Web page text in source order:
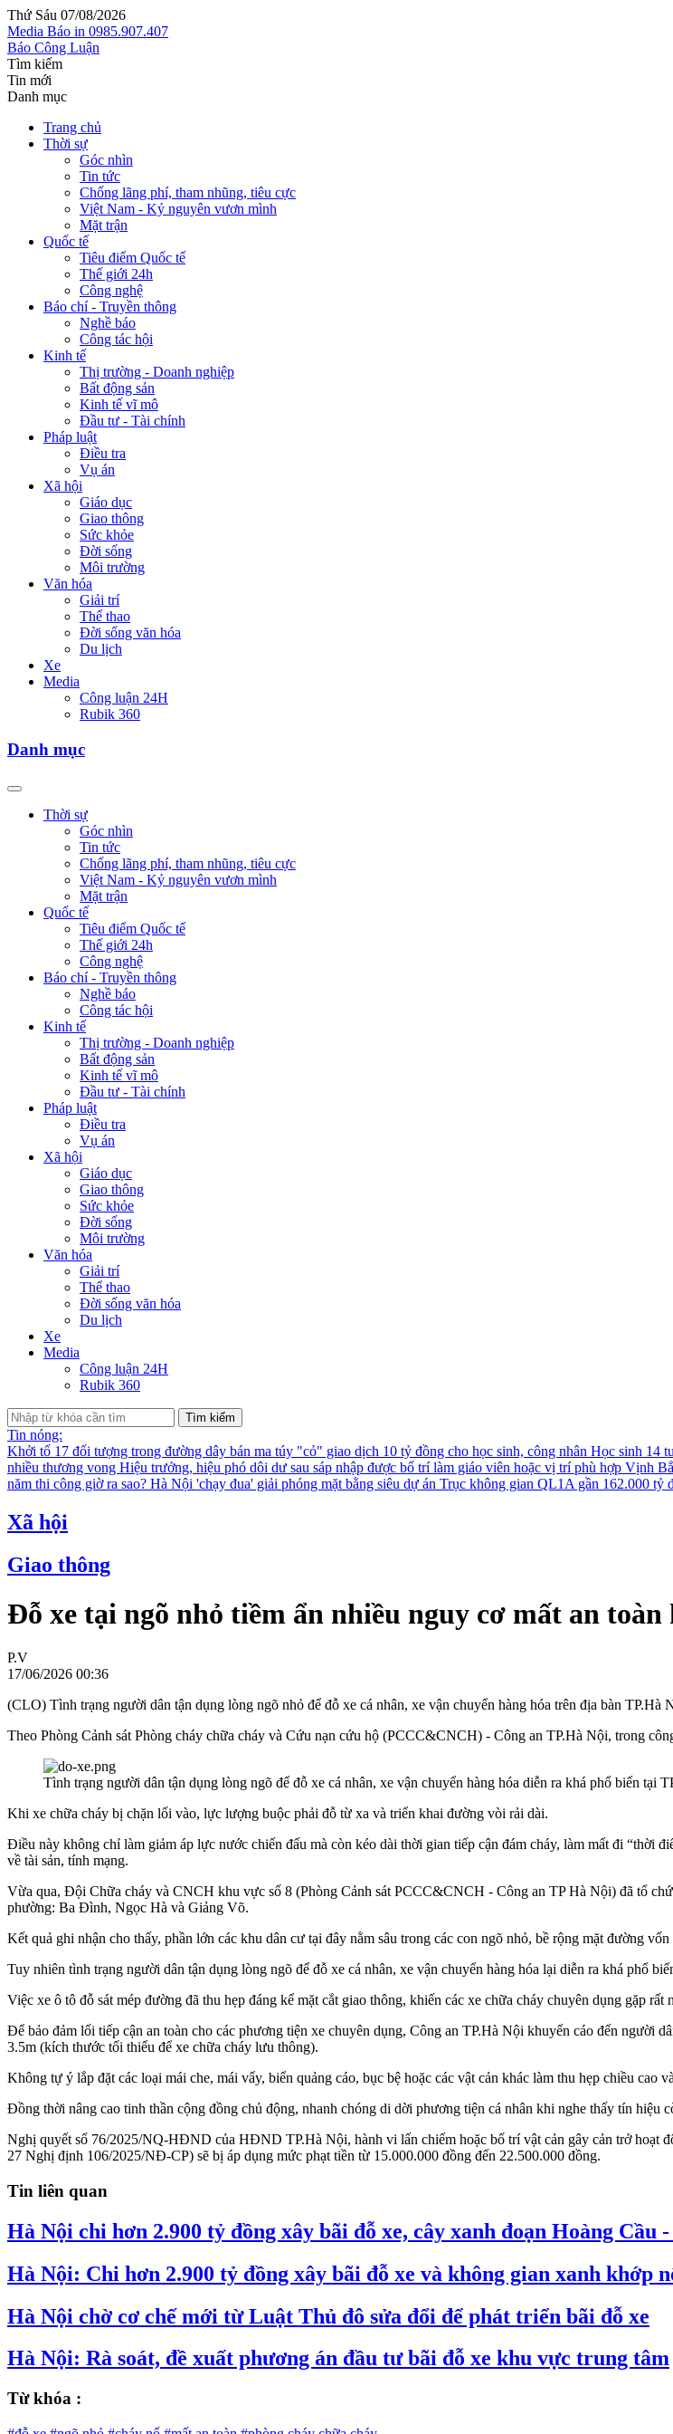
Thứ Sáu 07/08/2026
Media Báo in 0985.907.407
Báo Công Luận
Tìm kiếm
Tin mới
Danh mục
Trang chủ
Thời sự
Góc nhìn
Tin tức
Chống lãng phí, tham nhũng, tiêu cực
Việt Nam - Kỷ nguyên vươn mình
Mặt trận
Quốc tế
Tiêu điểm Quốc tế
Thế giới 24h
Công nghệ
Báo chí - Truyền thông
Nghề báo
Công tác hội
Kinh tế
Thị trường - Doanh nghiệp
Bất động sản
Kinh tế vĩ mô
Đầu tư - Tài chính
Pháp luật
Điều tra
Vụ án
Xã hội
Giáo dục
Giao thông
Sức khỏe
Đời sống
Môi trường
Văn hóa
Giải trí
Thể thao
Đời sống văn hóa
Du lịch
Xe
Media
Công luận 24H
Rubik 360
Danh mục
Thời sự
Góc nhìn
Tin tức
Chống lãng phí, tham nhũng, tiêu cực
Việt Nam - Kỷ nguyên vươn mình
Mặt trận
Quốc tế
Tiêu điểm Quốc tế
Thế giới 24h
Công nghệ
Báo chí - Truyền thông
Nghề báo
Công tác hội
Kinh tế
Thị trường - Doanh nghiệp
Bất động sản
Kinh tế vĩ mô
Đầu tư - Tài chính
Pháp luật
Điều tra
Vụ án
Xã hội
Giáo dục
Giao thông
Sức khỏe
Đời sống
Môi trường
Văn hóa
Giải trí
Thể thao
Đời sống văn hóa
Du lịch
Xe
Media
Công luận 24H
Rubik 360
Tìm kiếm
Tin nóng:
Khởi tố 17 đối tượng trong đường dây bán ma túy "cỏ" giao dịch 10 tỷ đồng cho học sinh, công nhân Học sinh 14
nhiều thương vong Hiệu trưởng, hiệu phó dôi dư sau sáp nhập được bố trí làm giáo viên hoặc vị trí phù hợp Vịnh
năm thi công giờ ra sao? Hà Nội 'chạy đua' giải phóng mặt bằng siêu dự án Trục không gian QL1A gần 162.000 tỷ
Xã hội
Giao thông
Đỗ xe tại ngõ nhỏ tiềm ẩn nhiều nguy cơ mất an
P.V
17/06/2026 00:36
(CLO) Tình trạng người dân tận dụng lòng ngõ nhỏ để đỗ xe cá nhân, xe vận chuyển hàng hóa trên địa bàn TP.Hà
Theo Phòng Cảnh sát Phòng cháy chữa cháy và Cứu nạn cứu hộ (PCCC&CNCH) - Công an TP.Hà Nội, trong
Tình trạng người dân tận dụng lòng ngõ để đỗ xe cá nhân, xe vận chuyển hàng hóa diễn ra khá phổ biến tại
Khi xe chữa cháy bị chặn lối vào, lực lượng buộc phải đỗ từ xa và triển khai đường vòi rải dài.
Điều này không chỉ làm giảm áp lực nước chiến đấu mà còn kéo dài thời gian tiếp cận đám cháy, làm mất đi “thời
về tài sản, tính mạng.
Vừa qua, Đội Chữa cháy và CNCH khu vực số 8 (Phòng Cảnh sát PCCC&CNCH - Công an TP Hà Nội) đã tổ
phường: Ba Đình, Ngọc Hà và Giảng Võ.
Kết quả ghi nhận cho thấy, phần lớn các khu dân cư tại đây nằm sâu trong các con ngõ nhỏ, bề rộng mặt đường
Tuy nhiên tình trạng người dân tận dụng lòng ngõ để đỗ xe cá nhân, xe vận chuyển hàng hóa lại diễn ra khá phổ
Việc xe ô tô đỗ sát mép đường đã thu hẹp đáng kể mặt cắt giao thông, khiến các xe chữa cháy chuyên dụng gặp
Để bảo đảm lối tiếp cận an toàn cho các phương tiện xe chuyên dụng, Công an TP.Hà Nội khuyến cáo đến người
3.5m (kích thước tối thiểu để xe chữa cháy lưu thông).
Không tự ý lắp đặt các loại mái che, mái vẩy, biển quảng cáo, bục bệ hoặc các vật cản khác làm thu hẹp chiều cao
Đồng thời nâng cao tinh thần cộng đồng chủ động, nhanh chóng di dời phương tiện cá nhân khi nghe thấy tín hiệu
Nghị quyết số 76/2025/NQ-HĐND của HĐND TP.Hà Nội, hành vi lấn chiếm hoặc bố trí vật cản gây cản trở hoạt
27 Nghị định 106/2025/NĐ-CP) sẽ bị áp dụng mức phạt tiền từ 15.000.000 đồng đến 22.500.000 đồng.
Tin liên quan
Hà Nội chi hơn 2.900 tỷ đồng xây bãi đỗ xe, cây xanh đoạn Hoàng Cầu
Hà Nội: Chi hơn 2.900 tỷ đồng xây bãi đỗ xe và không gian xanh khớp
Hà Nội chờ cơ chế mới từ Luật Thủ đô sửa đổi để phát triển bãi đỗ xe
Hà Nội: Rà soát, đề xuất phương án đầu tư bãi đỗ xe khu vực trung tâm
Từ khóa :